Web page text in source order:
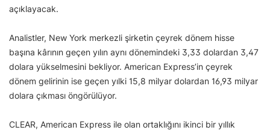
açıklayacak.
Analistler, New York merkezli şirketin çeyrek dönem hisse
başına kârının geçen yılın aynı dönemindeki 3,33 dolardan 3,47
dolara yükselmesini bekliyor. American Express’in çeyrek
dönem gelirinin ise geçen yılki 15,8 milyar dolardan 16,93 milyar
dolara çıkması öngörülüyor.
CLEAR, American Express ile olan ortaklığını ikinci bir yıllık